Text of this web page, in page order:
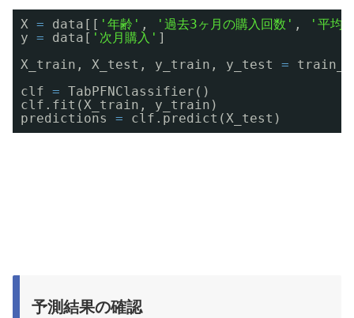
X = data[[ '年齢' , '過去3ヶ月の購入回数' ,
'平均
y = data[ '次月購入' ]
X_train, X_test, y_train, y_test =
clf = TabPFNClassifier()
clf.fit(X_train, y_train)
predictions = clf.predict(X_test)
予測結果の確認